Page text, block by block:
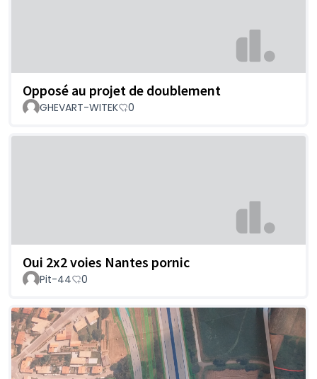
Opposé au projet de doublement
GHEVART-WITEK 0
Oui 2x2 voies Nantes pornic
Pit-44 0